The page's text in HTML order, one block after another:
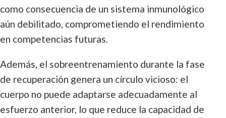
como consecuencia de un sistema inmunológico
aún debilitado, comprometiendo el rendimiento
en competencias futuras.
Además, el sobreentrenamiento durante la fase
de recuperación genera un círculo vicioso: el
cuerpo no puede adaptarse adecuadamente al
esfuerzo anterior, lo que reduce la capacidad de